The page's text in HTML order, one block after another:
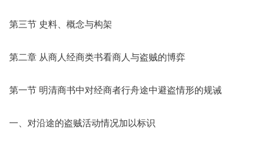
第三节 史料、概念与构架
第二章 从商人经商类书看商人与盗贼的博弈
第一节 明清商书中对经商者行舟途中避盗情形的规诫
一、对沿途的盗贼活动情况加以标识